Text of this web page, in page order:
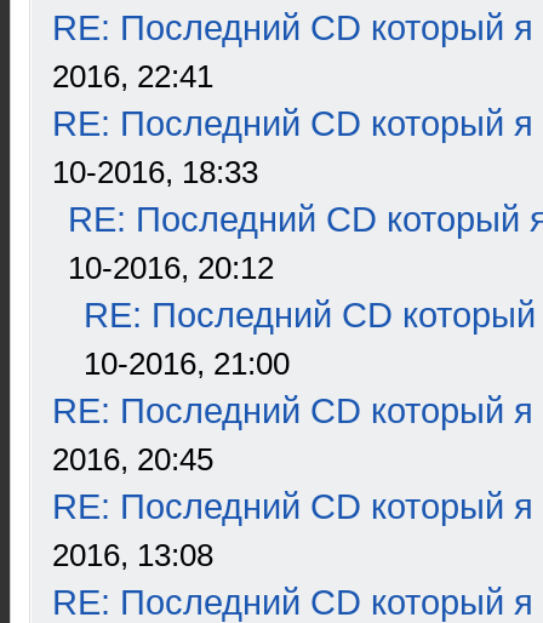
RE: Последний CD который я
2016, 22:41
RE: Последний CD который я
10-2016, 18:33
RE: Последний CD который
10-2016, 20:12
RE: Последний CD который
10-2016, 21:00
RE: Последний CD который я
2016, 20:45
RE: Последний CD который я
2016, 13:08
RE: Последний CD который я